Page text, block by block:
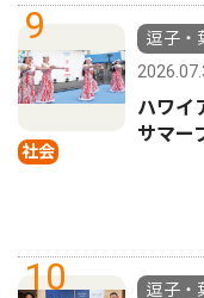
9
社会
逗子・
ハワイ
サマー
10
逗子・